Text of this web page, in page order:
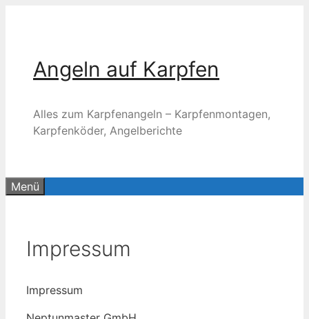
Angeln auf Karpfen
Alles zum Karpfenangeln – Karpfenmontagen,
Karpfenköder, Angelberichte
Menü
Impressum
Impressum